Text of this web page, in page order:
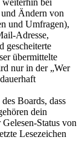
weiterhin bei
Ändern von
und Umfragen),
Adresse,
gescheiterte
übermittelte
nur in der „Wer
Boards, dass
dein
Status von
Lesezeichen